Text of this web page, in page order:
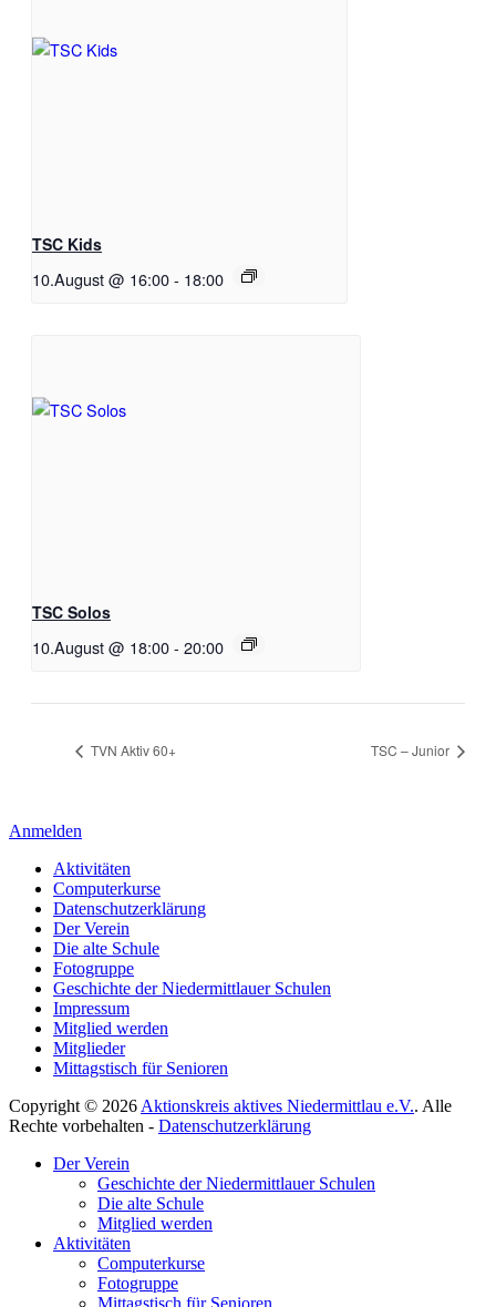
TSC Kids
10.August @ 16:00- 18:00
TSC Solos
10.August @ 18:00- 20:00
TVN Aktiv 60+ TSC – Junior
Anmelden
Aktivitäten
Computerkurse
Datenschutzerklärung
Der Verein
Die alte Schule
Fotogruppe
Geschichte der Niedermittlauer Schulen
Impressum
Mitglied werden
Mitglieder
Mittagstisch für Senioren
Copyright © 2026 Aktionskreis aktives Niedermittlau e.V.. Alle
Rechte vorbehalten - Datenschutzerklärung
scrollenDer Verein
Geschichte der Niedermittlauer Schulen
Die alte Schule
Mitglied werden
Aktivitäten
Computerkurse
Fotogruppe
Mittagstisch für Senioren